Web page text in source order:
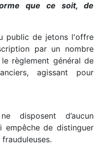
que ce soit, de
public de jetons l'offre
par un nombre
règlement général de
agissant pour
disposent d’aucun
empêche de distinguer